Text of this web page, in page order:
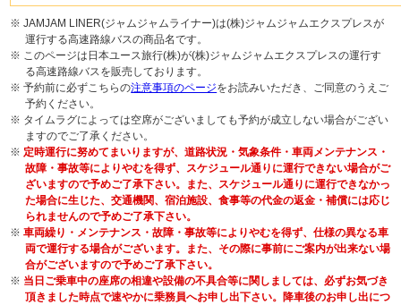
※ JAMJAM LINER(ジャムジャムライナー)は(株)ジャムジャムエクスプレスが
運行する高速路線バスの商品名です。
※ このページは日本ユース旅行(株)が(株)ジャムジャムエクスプレスの運行す
る高速路線バスを販売しております。
※ 予約前に必ずこちらの注意事項のページをお読みいただき、ご同意のうえご
予約ください。
※ タイムラグによっては空席がございましても予約が成立しない場合がござい
ますのでご了承ください。
※ 定時運行に努めてまいりますが、道路状況・気象条件・車両メンテナンス・
故障・事故等によりやむを得ず、スケジュール通りに運行できない場合がご
ざいますので予めご了承下さい。また、スケジュール通りに運行できなかっ
た場合に生じた、交通機関、宿泊施設、食事等の代金の返金・補償には応じ
られませんので予めご了承下さい。
※ 車両繰り・メンテナンス・故障・事故等によりやむを得ず、仕様の異なる車
両で運行する場合がございます。また、その際に事前にご案内が出来ない場
合がございますので予めご了承下さい。
※ 当日ご乗車中の座席の相違や設備の不具合等に関しましては、必ずお気づき
頂きました時点で速やかに乗務員へお申し出下さい。降車後のお申し出につ